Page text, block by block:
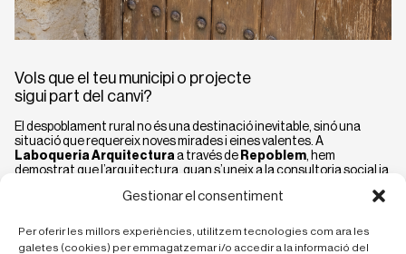
Gestionar el consentiment
Per oferir les millors experiències, utilitzem tecnologies com ara les
galetes (cookies) per emmagatzemar i/o accedir a la informació del
Vols que el teu municipi o projecte
sigui part del canvi?
El despoblament rural no és una destinació inevitable, sinó una
situació que requereix noves mirades i eines valentes. A
Laboqueria Arquitectura a través de Repoblem , hem
demostrat que l’arquitectura, quan s’uneix a la consultoria social ia
col·lectiu interessat a revertir el despoblament a través de
l’arquitectura estratègica: